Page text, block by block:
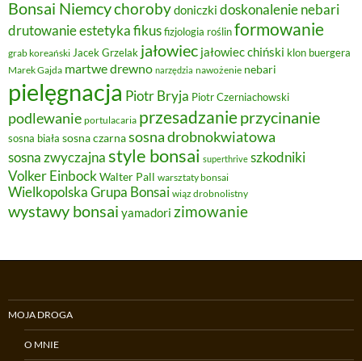
Bonsai Niemcychorobydoniczki doskonalenie nebari
drutowanieestetykafikusfizjologia roślinformowanie
grab koreański Jacek Grzelak jałowiec jałowiec chiński klon buergera
Marek Gajda martwe drewno narzędzia nawożenie nebari
pielęgnacja Piotr Bryja Piotr Czerniachowski
podlewanie portulacaria przesadzanieprzycinanie
sosna biała sosna czarnasosna drobnokwiatowa
sosna zwyczajna style bonsai superthrive szkodniki
Volker EinbockWalter Pall warsztaty bonsai
Wielkopolska Grupa Bonsai wiąz drobnolistny
wystawy bonsai yamadori zimowanie
MOJA DROGA
O MNIE